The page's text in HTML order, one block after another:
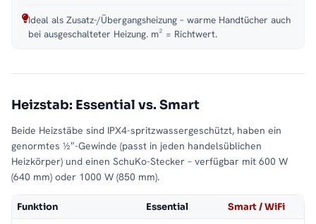
Ideal als Zusatz-/Übergangsheizung – warme Handtücher auch
bei ausgeschalteter Heizung. m² = Richtwert.
Heizstab: Essential vs. Smart
Beide Heizstäbe sind IPX4-spritzwassergeschützt, haben ein
genormtes ½″-Gewinde (passt in jeden handelsüblichen
Heizkörper) und einen SchuKo-Stecker – verfügbar mit 600 W
(640 mm) oder 1000 W (850 mm).
Funktion Essential Smart / WiFi